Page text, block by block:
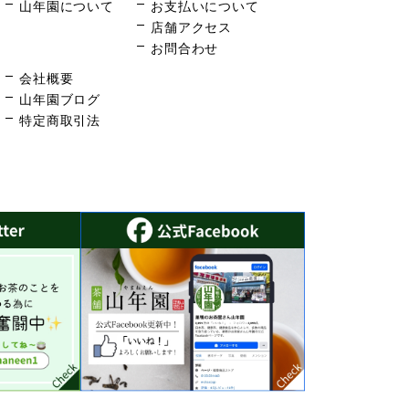
山年園について
お支払いについて
店舗アクセス
お問合わせ
会社概要
山年園ブログ
特定商取引法